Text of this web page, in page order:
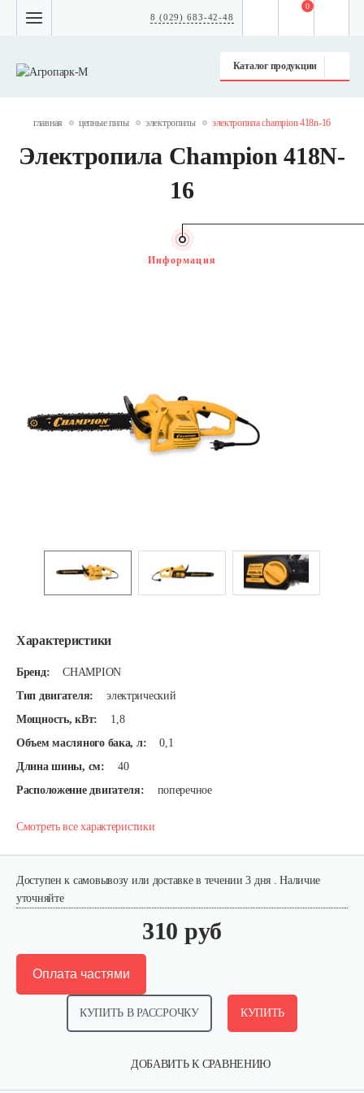
8 (029) 683-42-48
Каталог продукции
0
главная цепные пилы электропилы электропила champion 418n-16
Электропила Champion 418N-
16
Характеристики
Бренд:
CHAMPION
Тип двигателя:
электрический
Мощность, кВт:
1,8
Объем масляного бака, л:
0,1
Длина шины, см:
40
Расположение двигателя:
поперечное
Смотреть все характеристики
Информация
310 руб
Доступен к самовывозу или доставке в течении 3 дня . Наличие
уточняйте
ДОБАВИТЬ К СРАВНЕНИЮ
КУПИТЬ В РАССРОЧКУ КУПИТЬ
Оплата частями